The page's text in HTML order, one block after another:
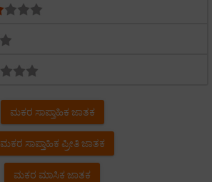
ಮಕರ ಸಾಪ್ತಾಹಿಕ ಜಾತಕ
ಮಕರ ಸಾಪ್ತಾಹಿಕ ಪ್ರೀತಿ ಜಾತಕ
ಮಕರ ಮಾಸಿಕ ಜಾತಕ